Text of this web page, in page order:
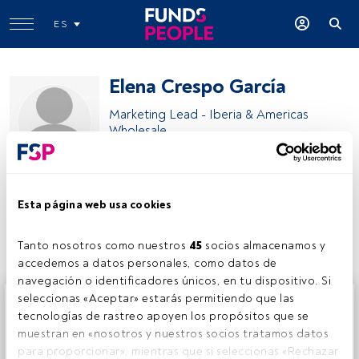
Esta página web usa cookies
Tanto nosotros como nuestros 45 socios almacenamos y
accedemos a datos personales, como datos de
navegación o identificadores únicos, en tu dispositivo. Si
seleccionas «Aceptar» estarás permitiendo que las
tecnologías de rastreo apoyen los propósitos que se
muestran en «nosotros y nuestros socios tratamos datos
para proporcionar», mientras que si seleccionas «Rechazar
ES
Elena Crespo García
Marketing Lead - Iberia & Americas
Wholesale
Compartir:
Este es un artículo exclusivo para los usuarios registrados
de FundsPeople. Si ya estás registrado, accede desde el
botón Login. Si aún no tienes cuenta, te invitamos a
registrarte y disfrutar de todo el universo que ofrece